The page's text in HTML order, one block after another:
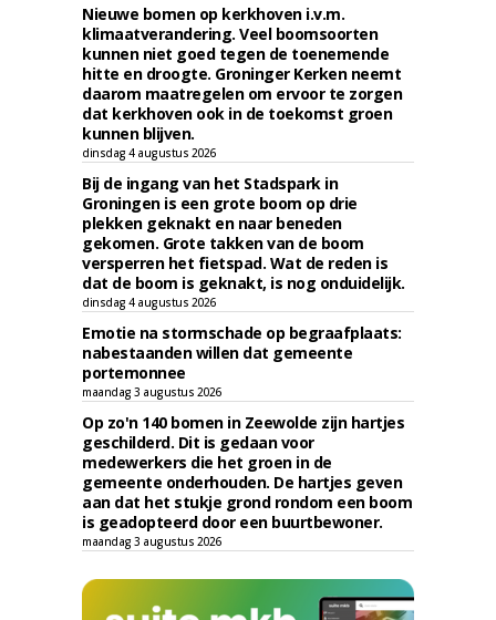
Nieuwe bomen op kerkhoven i.v.m.
klimaatverandering. Veel boomsoorten
kunnen niet goed tegen de toenemende
hitte en droogte. Groninger Kerken neemt
daarom maatregelen om ervoor te zorgen
dat kerkhoven ook in de toekomst groen
kunnen blijven.
dinsdag 4 augustus 2026
Bij de ingang van het Stadspark in
Groningen is een grote boom op drie
plekken geknakt en naar beneden
gekomen. Grote takken van de boom
versperren het fietspad. Wat de reden is
dat de boom is geknakt, is nog onduidelijk.
dinsdag 4 augustus 2026
Emotie na stormschade op begraafplaats:
nabestaanden willen dat gemeente
portemonnee
maandag 3 augustus 2026
Op zo'n 140 bomen in Zeewolde zijn hartjes
geschilderd. Dit is gedaan voor
medewerkers die het groen in de
gemeente onderhouden. De hartjes geven
aan dat het stukje grond rondom een boom
is geadopteerd door een buurtbewoner.
maandag 3 augustus 2026